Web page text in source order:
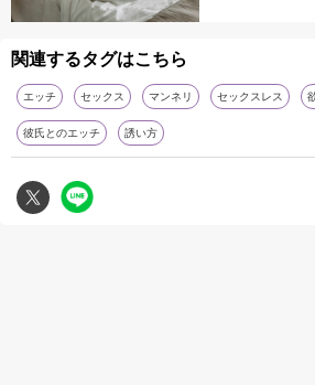
関連するタグはこちら
エッチ セックス マンネリ セックスレス
彼氏とのエッチ 誘い方